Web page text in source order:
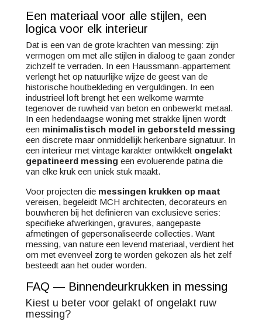
Een materiaal voor alle stijlen, een
logica voor elk interieur
Dat is een van de grote krachten van messing: zijn
vermogen om met alle stijlen in dialoog te gaan zonder
zichzelf te verraden. In een Haussmann-appartement
verlengt het op natuurlijke wijze de geest van de
historische houtbekleding en verguldingen. In een
industrieel loft brengt het een welkome warmte
tegenover de ruwheid van beton en onbewerkt metaal.
In een hedendaagse woning met strakke lijnen wordt
een minimalistisch model in geborsteld messing
een discrete maar onmiddellijk herkenbare signatuur. In
een interieur met vintage karakter ontwikkelt ongelakt
gepatineerd messing een evoluerende patina die
van elke kruk een uniek stuk maakt.
Voor projecten die messingen krukken op maat
vereisen, begeleidt MCH architecten, decorateurs en
bouwheren bij het definiëren van exclusieve series:
specifieke afwerkingen, gravures, aangepaste
afmetingen of gepersonaliseerde collecties. Want
messing, van nature een levend materiaal, verdient het
om met evenveel zorg te worden gekozen als het zelf
besteedt aan het ouder worden.
FAQ — Binnendeurkrukken in messing
Kiest u beter voor gelakt of ongelakt ruw
messing?